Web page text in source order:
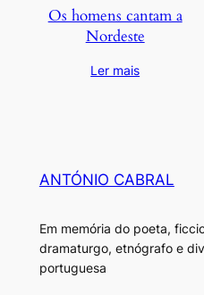
Os homens cantam a
Nordeste
Ler mais
ANTÓNIO CABRAL
Em memória do poeta,
dramaturgo, etnógrafo e
portuguesa